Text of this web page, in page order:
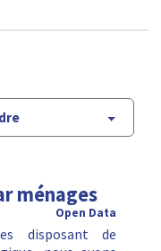
ménages
Open Data
disposant de